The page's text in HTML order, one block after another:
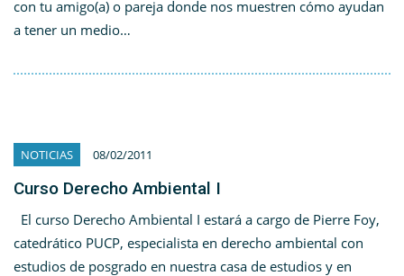
con tu amigo(a) o pareja donde nos muestren cómo ayudan
a tener un medio…
NOTICIAS 08/02/2011
Curso Derecho Ambiental I
El curso Derecho Ambiental I estará a cargo de Pierre Foy,
catedrático PUCP, especialista en derecho ambiental con
estudios de posgrado en nuestra casa de estudios y en